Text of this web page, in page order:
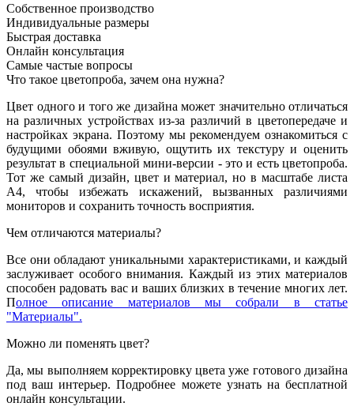
Собственное производство
Индивидуальные размеры
Быстрая доставка
Онлайн консультация
Самые частые вопросы
Что такое цветопроба, зачем она нужна?
Цвет одного и того же дизайна может значительно отличаться
на различных устройствах из-за различий в цветопередаче и
настройках экрана. Поэтому мы рекомендуем ознакомиться с
будущими обоями вживую, ощутить их текстуру и оценить
результат в специальной мини-версии - это и есть цветопроба.
Тот же самый дизайн, цвет и материал, но в масштабе листа
А4, чтобы избежать искажений, вызванных различиями
мониторов и сохранить точность восприятия.
Чем отличаются материалы?
Все они обладают уникальными характеристиками, и каждый
заслуживает особого внимания. Каждый из этих материалов
способен радовать вас и ваших близких в течение многих лет.
Полное описание материалов мы собрали в статье
"Материалы".
Можно ли поменять цвет?
Да, мы выполняем корректировку цвета уже готового дизайна
под ваш интерьер. Подробнее можете узнать на бесплатной
онлайн консультации.